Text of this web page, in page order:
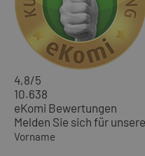
4,8/5
10.638
eKomi Bewertungen
Melden Sie sich für
Vorname